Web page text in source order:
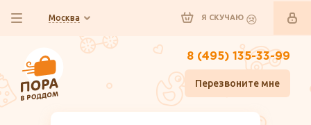
Москва Я СКУЧАЮ
8 (495) 135-33-99
Перезвоните мне